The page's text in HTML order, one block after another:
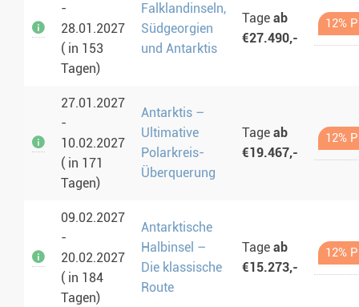
-
28.01.2027
( in 153
Tagen)
Falklandinseln,
Südgeorgien
und Antarktis
Tage ab
€27.490,-
12%
27.01.2027
-
10.02.2027
( in 171
Tagen)
Antarktis –
Ultimative
Polarkreis-
Überquerung
Tage ab
€19.467,-
12%
09.02.2027
-
20.02.2027
( in 184
Tagen)
Antarktische
Halbinsel –
Die klassische
Route
Tage ab
€15.273,-
12%